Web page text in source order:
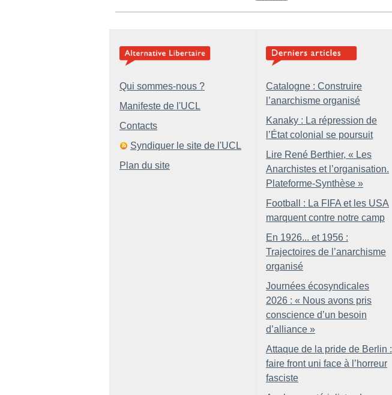
Qui sommes-nous ?
Manifeste de l'UCL
Contacts
Syndiquer le site de l'UCL
Plan du site
Catalogne : Construire
l’anarchisme organisé
Kanaky : La répression de
l’État colonial se poursuit
Lire René Berthier, « Les
Anarchistes et l’organisation.
Plateforme-Synthèse »
Football : La FIFA et les USA
marquent contre notre camp
En 1926... et 1956 :
Trajectoires de l’anarchisme
organisé
Journées écosyndicales
2026 : « Nous avons pris
conscience d’un besoin
d’alliance »
Attaque de la pride de Berlin :
faire front uni face à l’horreur
fasciste